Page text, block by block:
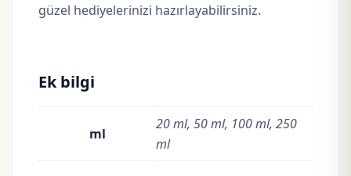
güzel hediyelerinizi hazırlayabilirsiniz.
Ek bilgi
ml
20 ml, 50 ml, 100 ml, 250
ml